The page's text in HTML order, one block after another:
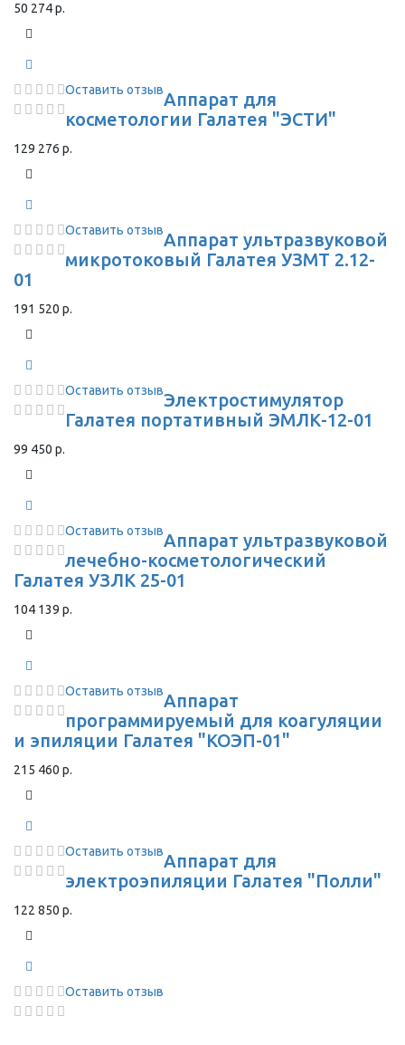
50 274 р.
Оставить отзывАппарат для
косметологии Галатея "ЭСТИ"
129 276 р.
Оставить отзывАппарат ультразвуковой
микротоковый Галатея УЗМТ 2.12-
01
191 520 р.
Оставить отзывЭлектростимулятор
Галатея портативный ЭМЛК-12-01
99 450 р.
Оставить отзывАппарат ультразвуковой
лечебно-косметологический
Галатея УЗЛК 25-01
104 139 р.
Оставить отзывАппарат
программируемый для коагуляции
и эпиляции Галатея "КОЭП-01"
215 460 р.
Оставить отзывАппарат для
электроэпиляции Галатея "Полли"
122 850 р.
Оставить отзыв